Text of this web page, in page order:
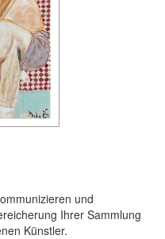
und
Ihrer Sammlung
Künstler.